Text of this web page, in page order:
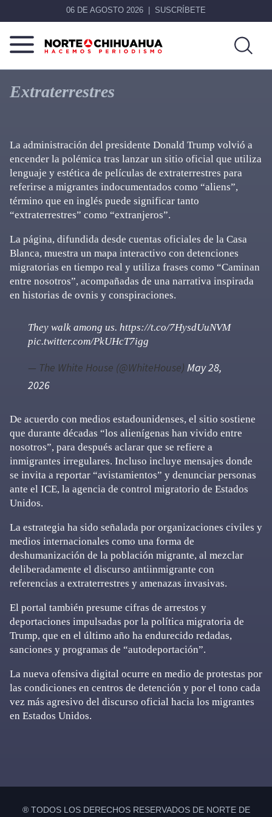
06 DE AGOSTO 2026 SUSCRÍBETE
Norte
De
Chihuahua
Más
que
noticias,
Extraterrestres
La administración del presidente Donald Trump volvió a
encender la polémica tras lanzar un sitio oficial que utiliza
lenguaje y estética de películas de extraterrestres para
referirse a migrantes indocumentados como “aliens”,
término que en inglés puede significar tanto
“extraterrestres” como “extranjeros”.
La página, difundida desde cuentas oficiales de la Casa
Blanca, muestra un mapa interactivo con detenciones
migratorias en tiempo real y utiliza frases como “Caminan
entre nosotros”, acompañadas de una narrativa inspirada
en historias de ovnis y conspiraciones.
They walk among us. https://t.co/7HysdUuNVM
pic.twitter.com/PkUHcT7igg
— The White House (@WhiteHouse) May 28,
2026
De acuerdo con medios estadounidenses, el sitio sostiene
que durante décadas “los alienígenas han vivido entre
nosotros”, para después aclarar que se refiere a
inmigrantes irregulares. Incluso incluye mensajes donde
se invita a reportar “avistamientos” y denunciar personas
ante el ICE, la agencia de control migratorio de Estados
Unidos.
La estrategia ha sido señalada por organizaciones civiles y
medios internacionales como una forma de
deshumanización de la población migrante, al mezclar
deliberadamente el discurso antiinmigrante con
referencias a extraterrestres y amenazas invasivas.
El portal también presume cifras de arrestos y
deportaciones impulsadas por la política migratoria de
Trump, que en el último año ha endurecido redadas,
sanciones y programas de “autodeportación”.
La nueva ofensiva digital ocurre en medio de protestas por
las condiciones en centros de detención y por el tono cada
vez más agresivo del discurso oficial hacia los migrantes
en Estados Unidos.
® TODOS LOS DERECHOS RESERVADOS DE NORTE DE